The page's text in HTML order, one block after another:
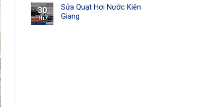
30
Th7
Sửa Quạt Hơi Nước Kiên
Giang